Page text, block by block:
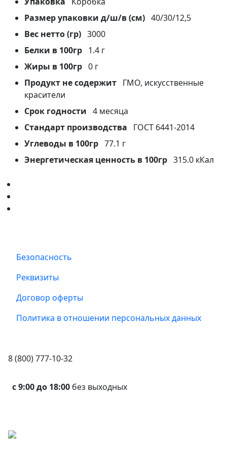
Размер упаковки д/ш/в (см) 40/30/12,5
Вес нетто (гр) 3000
Белки в 100гр 1.4 г
Жиры в 100гр 0 г
Продукт не содержит ГМО, искусственные
красители
Срок годности 4 месяца
Стандарт производства
ГОСТ 6441-2014
Углеводы в 100гр 77.1 г
Энергетическая ценность в 100гр 315.0 кКал
Безопасность
Реквизиты
Договор оферты
Политика в отношении персональных данных
8 (800) 777-10-32
с 9:00 до 18:00 без выходных